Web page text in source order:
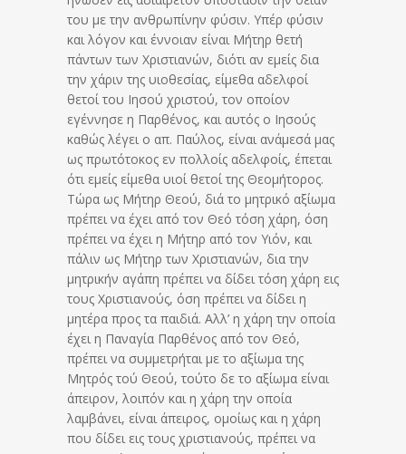
του με την ανθρωπίνην φύσιν. Υπέρ φύσιν
και λόγον και έννοιαν είναι Μήτηρ θετή
πάντων των Χριστιανών, διότι αν εμείς δια
την χάριν της υιοθεσίας, είμεθα αδελφοί
θετοί του Ιησού χριστού, τον οποίον
εγέννησε η Παρθένος, και αυτός ο Ιησούς
καθώς λέγει ο απ. Παύλος, είναι ανάμεσά μας
ως πρωτότοκος εν πολλοίς αδελφοίς, έπεται
ότι εμείς είμεθα υιοί θετοί της Θεομήτορος.
Τώρα ως Μήτηρ Θεού, διά το μητρικό αξίωμα
πρέπει να έχει από τον Θεό τόση χάρη, όση
πρέπει να έχει η Μήτηρ από τον Υιόν, και
πάλιν ως Μήτηρ των Χριστιανών, δια την
μητρικήν αγάπη πρέπει να δίδει τόση χάρη εις
τους Χριστιανούς, όση πρέπει να δίδει η
μητέρα προς τα παιδιά. Αλλ’ η χάρη την οποία
έχει η Παναγία Παρθένος από τον Θεό,
πρέπει να συμμετρήται με το αξίωμα της
Μητρός τού Θεού, τούτο δε το αξίωμα είναι
άπειρον, λοιπόν και η χάρη την οποία
λαμβάνει, είναι άπειρος, ομοίως και η χάρη
που δίδει εις τους χριστιανούς, πρέπει να